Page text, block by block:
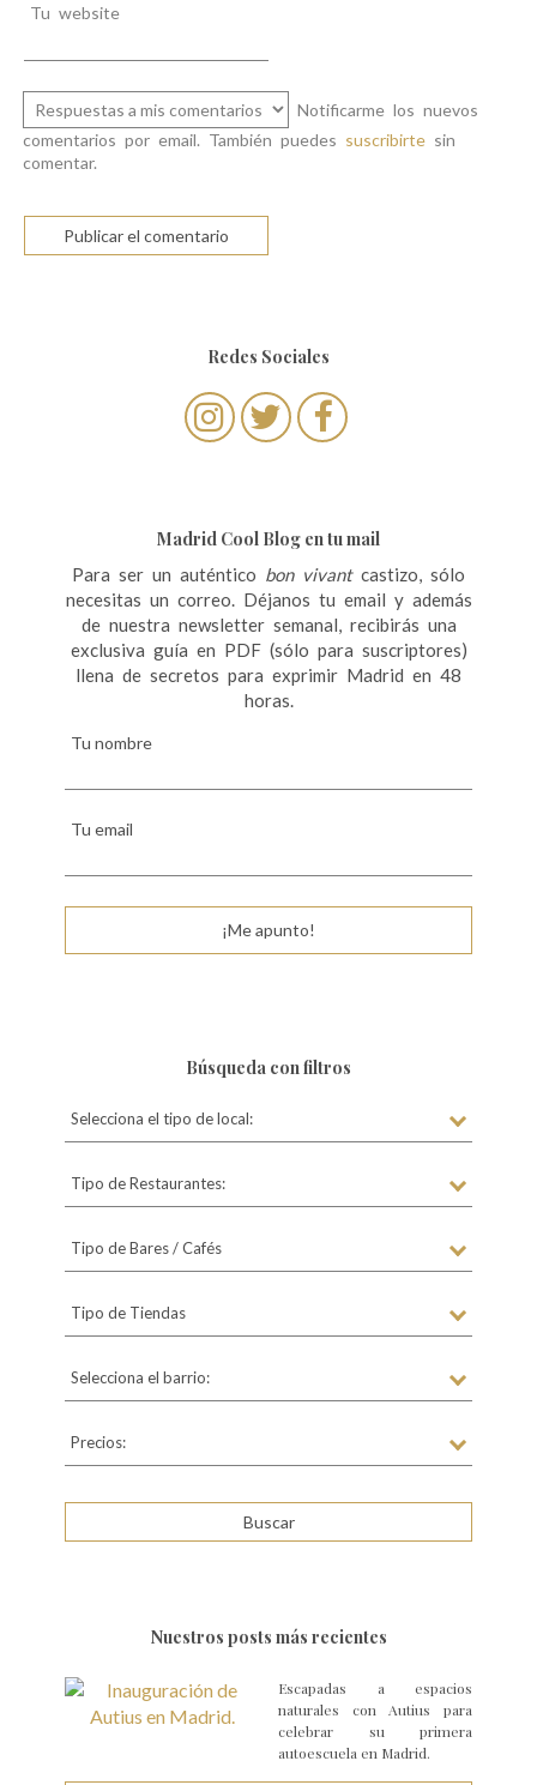
Tu website
Notificarme los nuevos
comentarios por email. También puedes suscribirte sin
comentar.
Redes Sociales
Madrid Cool Blog en tu mail
Para ser un auténtico bon vivantcastizo, sólo
necesitas un correo. Déjanos tu email y además
de nuestra newsletter semanal, recibirás una
exclusiva guía en PDF (sólo para suscriptores)
llena de secretos para exprimir Madrid en 48
horas.
Tu nombre
Tu email
¡Me apunto!
Búsqueda con filtros
Selecciona el tipo de local:
Tipo de Restaurantes:
Tipo de Bares / Cafés
Tipo de Tiendas
Selecciona el barrio:
Precios:
Nuestros posts más recientes
Escapadas a espacios
naturales con Autius para
celebrar su primera
autoescuela en Madrid.